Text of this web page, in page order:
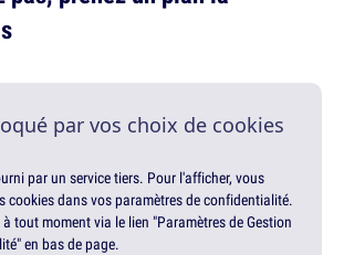
par vos choix de cookies
par un service tiers. Pour l'afficher, vous
cookies dans vos paramètres de confidentialité.
tout moment via le lien "Paramètres de Gestion
en bas de page.